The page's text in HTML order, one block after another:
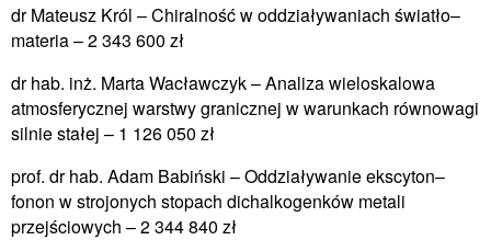
dr Mateusz Król – Chiralność w oddziaływaniach światło–
materia – 2 343 600 zł
dr hab. inż. Marta Wacławczyk – Analiza wieloskalowa
atmosferycznej warstwy granicznej w warunkach równowagi
silnie stałej – 1 126 050 zł
prof. dr hab. Adam Babiński – Oddziaływanie ekscyton–
fonon w strojonych stopach dichalkogenków metali
przejściowych – 2 344 840 zł